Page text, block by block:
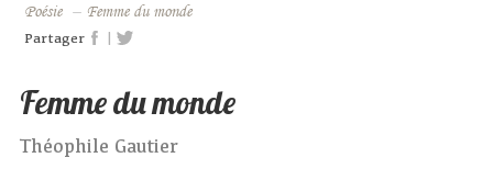
Poésie – Femme du monde
Partager |
Femme du monde
Théophile Gautier